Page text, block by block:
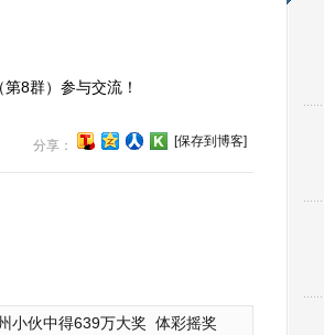
8群）参与交流！
分享： [保存到博客]
小伙中得639万大奖 体彩摇奖